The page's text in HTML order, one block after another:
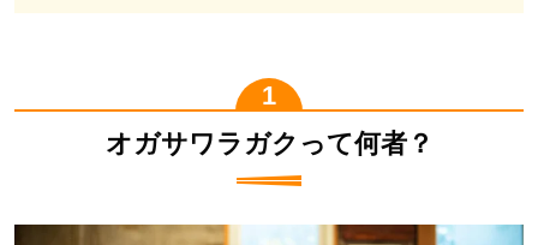
オガサワラガクって何者？